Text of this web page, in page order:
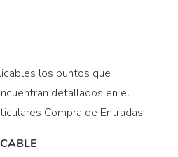
los puntos que
detallados en el
Compra de Entradas.